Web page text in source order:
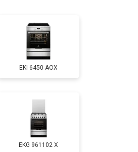
Заказать
Заказать
Заказать
Заказать
EKI 6450 AOX
EKG 961102 X